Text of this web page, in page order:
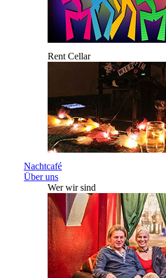
Rent Cellar
Nachtcafé
Über uns
Wer wir sind